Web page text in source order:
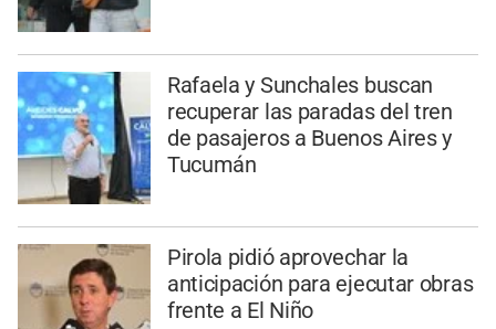
Rafaela y Sunchales buscan
recuperar las paradas del tren
de pasajeros a Buenos Aires y
Tucumán
Pirola pidió aprovechar la
anticipación para ejecutar obras
frente a El Niño